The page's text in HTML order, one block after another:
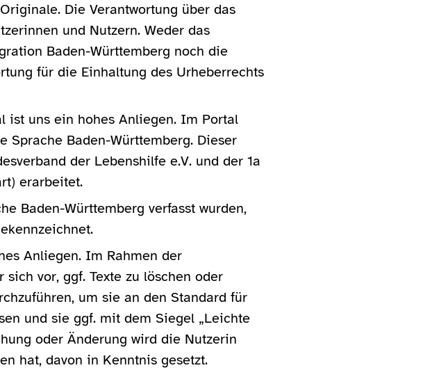
Die Verantwortung über das
und Nutzern. Weder das
Baden-Württemberg noch die
für die Einhaltung des Urheberrechts
ist uns ein hohes Anliegen. Im Portal
Sprache Baden-Württemberg. Dieser
der Lebenshilfe e.V. und der 1a
erarbeitet.
Baden-Württemberg verfasst wurden,
Anliegen. Im Rahmen der
vor, ggf. Texte zu löschen oder
um sie an den Standard für
und sie ggf. mit dem Siegel „Leichte
oder Änderung wird die Nutzerin
hat, davon in Kenntnis gesetzt.